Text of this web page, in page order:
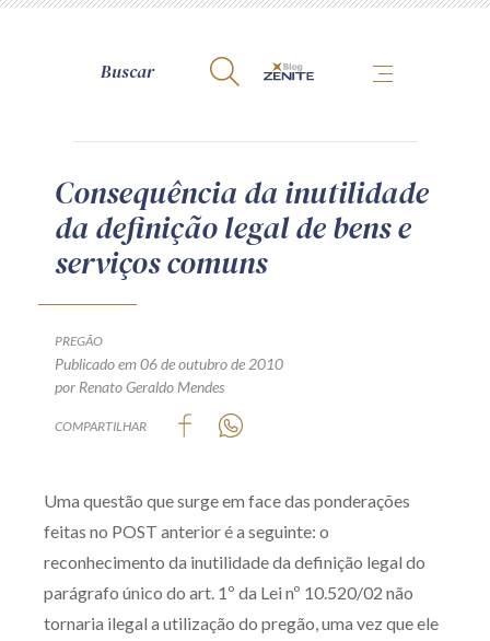
A Zênite
Como publicar conosco
Site da Zênite
Política de Privacidade
Guia de Direitos dos Titulares de Dados
Encarregado (contato)
Produtos e serviços
Zênite Fácil IA
Zênite Play
Consequência da inutilidade
da definição legal de bens e
serviços comuns
PREGÃO
Publicado em 06 de outubro de 2010
por Renato Geraldo Mendes
COMPARTILHAR
Uma questão que surge em face das ponderações
feitas no POST anterior é a seguinte: o
reconhecimento da inutilidade da definição legal do
parágrafo único do art. 1º da Lei nº 10.520/02 não
tornaria ilegal a utilização do pregão, uma vez que ele